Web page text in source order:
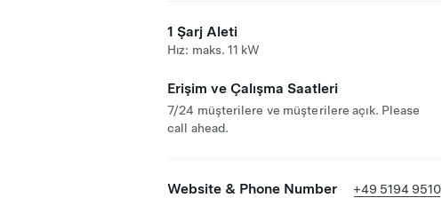
1 Şarj Aleti
Hız: maks. 11 kW
Erişim ve Çalışma Saatleri
7/24 müşterilere ve müşterilere açık. Please
call ahead.
Website & Phone Number
+49 5194 9510